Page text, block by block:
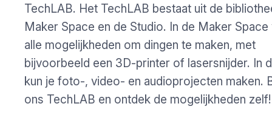
TechLAB. Het TechLAB bestaat uit de
Maker Space en de Studio. In de Maker Space
alle mogelijkheden om dingen te maken, met
bijvoorbeeld een 3D-printer of lasersnijder. In
kun je foto-, video- en audioprojecten maken.
ons TechLAB en ontdek de mogelijkheden zelf!